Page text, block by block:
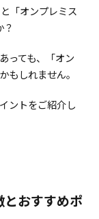
「オンプレミス
っても、「オン
もしれません。
ントをご紹介し
おすすめポ